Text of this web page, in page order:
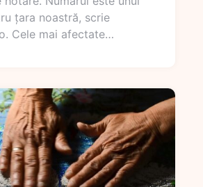
țara noastră, scrie
Cele mai afectate…